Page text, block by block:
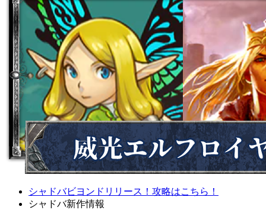
シャドバビヨンドリリース！攻略はこちら！
シャドバ新作情報